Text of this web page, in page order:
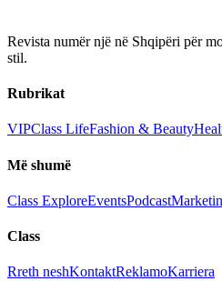
Revista numër një në Shqipëri për
stil.
Rubrikat
VIPClass LifeFashion & Beauty
Më shumë
Class ExploreEventsPodcast
Class
Rreth neshKontaktReklamoKarriera